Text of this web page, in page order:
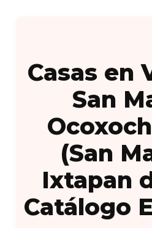
Casas en
San
(San
Ixtapan
Catálogo